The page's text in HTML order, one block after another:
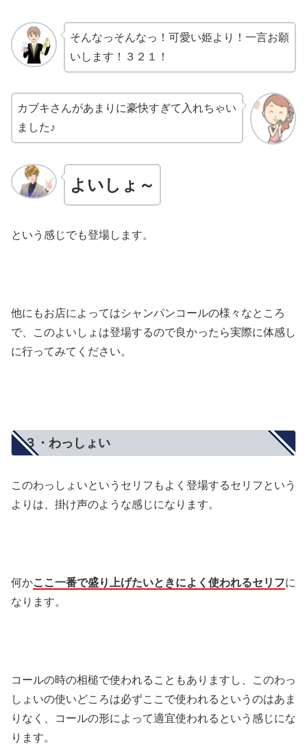
そんなっそんなっ！可愛い姫より！一言お願
いします！３２１！
カブキさんがあまりに豪快すぎて入れちゃい
ました♪
よいしょ～
という感じでも登場します。
他にもお店によってはシャンパンコールの様々なところ
で、このよいしょは登場するので良かったら実際に体感し
に行ってみてください。
３・わっしょい
このわっしょいというセリフもよく登場するセリフという
よりは、掛け声のような感じになります。
何かここ一番で盛り上げたいときによく使われるセリフに
なります。
コールの時の相槌で使われることもありますし、このわっ
しょいの使いどころは必ずここで使われるというのはあま
りなく、コールの形によって適宜使われるという感じにな
ります。